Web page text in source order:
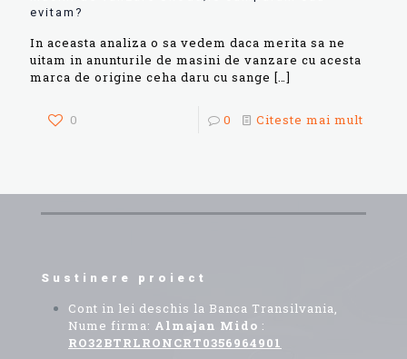
evitam?
In aceasta analiza o sa vedem daca merita sa ne
uitam in anunturile de masini de vanzare cu acesta
marca de origine ceha daru cu sange […]
0 0 Citeste mai mult
Sustinere proiect
Cont in lei deschis la Banca Transilvania,
Nume firma: Almajan Mido :
RO32BTRLRONCRT0356964901